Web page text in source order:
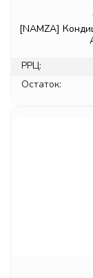
[NAMZA]
РРЦ:
Остаток: